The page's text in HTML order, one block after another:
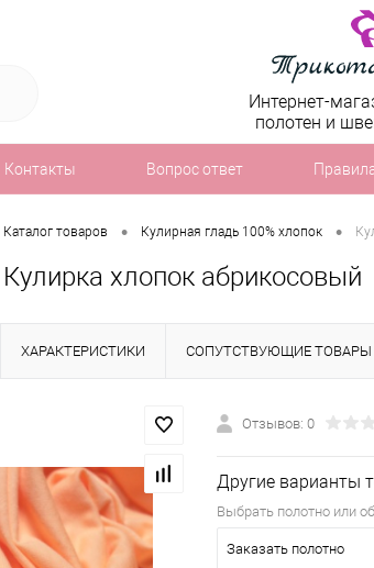
Интернет-
полотен и
Контакты Вопрос ответ
Каталог товаров • Кулирная гладь 100% хлопок •
Кулирка хлопок абрикосовый
ХАРАКТЕРИСТИКИ СОПУТСТВУЮЩИЕ ТОВАРЫ
Отзывов: 0
Другие варианты
Выбрать полотно или
Заказать полотно